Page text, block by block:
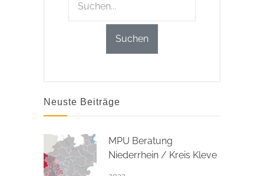
Neuste Beiträge
MPU Beratung
Niederrhein / Kreis Kleve